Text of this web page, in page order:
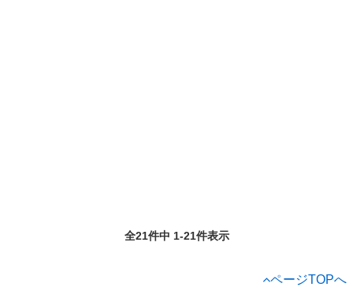
全21件中 1-21件表示
ページTOPへ